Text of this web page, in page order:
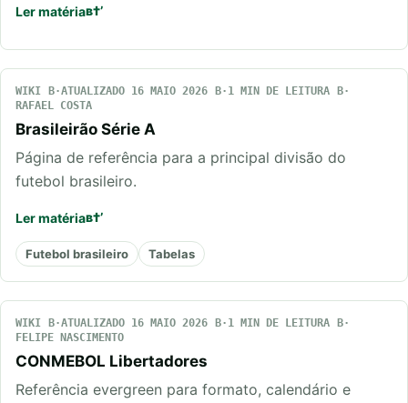
Ler matéria
WIKI ATUALIZADO 16 MAIO 2026
1 MIN DE LEITURA
RAFAEL COSTA
Brasileirão Série A
Página de referência para a principal divisão do
futebol brasileiro.
Ler matéria
Futebol brasileiro Tabelas
WIKI ATUALIZADO 16 MAIO 2026
1 MIN DE LEITURA
FELIPE NASCIMENTO
CONMEBOL Libertadores
Referência evergreen para formato, calendário e